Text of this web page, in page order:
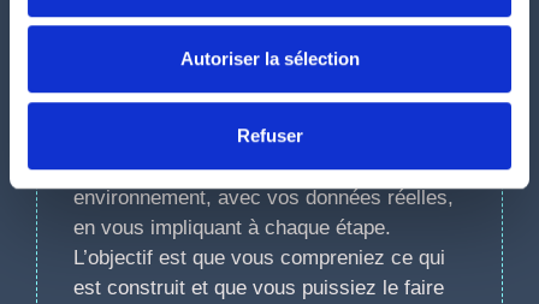
Autoriser la sélection
Refuser
d’erreur humaine ? Je classe ensuite les
opportunités par impact et par complexité
gains les plus rapides passent en premier.
Je construis les workflows dans votre
environnement, avec vos données réelles,
en vous impliquant à chaque étape.
L’objectif est que vous compreniez ce qui
est construit et que vous puissiez le faire